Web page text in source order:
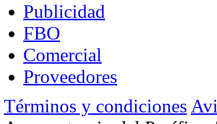
Publicidad
FBO
Comercial
Proveedores
Términos y condiciones